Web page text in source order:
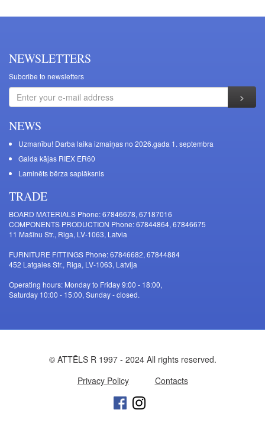
NEWSLETTERS
Subcribe to newsletters
NEWS
Uzmanību! Darba laika izmaiņas no 2026.gada 1. septembra
Galda kājas RIEX ER60
Laminēts bērza saplāksnis
TRADE
BOARD MATERIALS Phone: 67846678, 67187016
COMPONENTS PRODUCTION Phone: 67844864, 67846675
11 Mašīnu Str., Riga, LV-1063, Latvia
FURNITURE FITTINGS Phone: 67846682, 67844884
452 Latgales Str., Riga, LV-1063, Latvija
Operating hours: Monday to Friday 9:00 - 18:00,
Saturday 10:00 - 15:00, Sunday - closed.
© ATTĒLS R 1997 - 2024 All rights reserved.
Privacy Policy
Contacts